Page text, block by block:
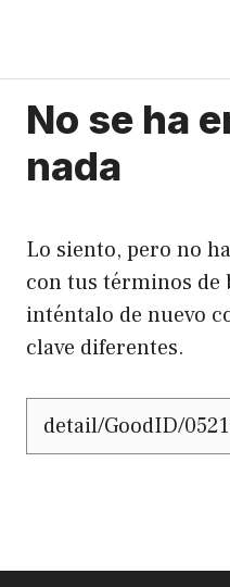
contenido
No se ha
nada
Lo siento, pero no
con tus términos de
inténtalo de nuevo
clave diferentes.
Buscar: